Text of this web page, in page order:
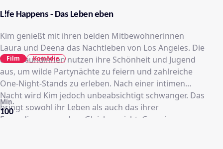
L!fe Happens - Das Leben eben
Kim genießt mit ihren beiden Mitbewohnerinnen
Laura und Deena das Nachtleben von Los Angeles. Die
drei Freundinnen nutzen ihre Schönheit und Jugend
aus, um wilde Partynächte zu feiern und zahlreiche
One-Night-Stands zu erleben. Nach einer intimen
Nacht wird Kim jedoch unbeabsichtigt schwanger. Das
bringt sowohl ihr Leben als auch das ihrer
Freundinnen aus dem Gleichgewicht. Gemeinsam
100
Min.
Film Komödie